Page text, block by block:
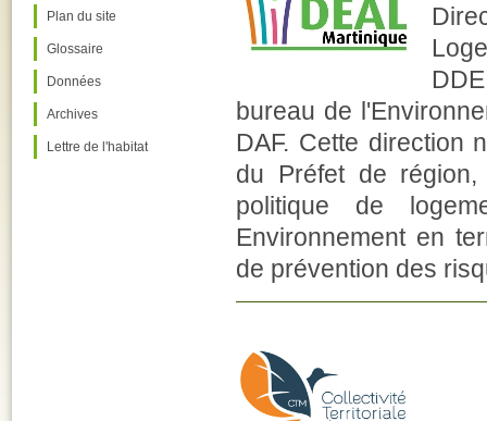
Plan du site
Glossaire
Données
Archives
Lettre de l'habitat
bureau de
DAF. Cette direction
du Préfet de
politique de
Environnement en
de prévention des